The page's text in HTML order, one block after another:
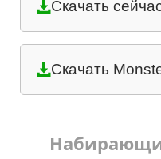
Скачать
Скачать